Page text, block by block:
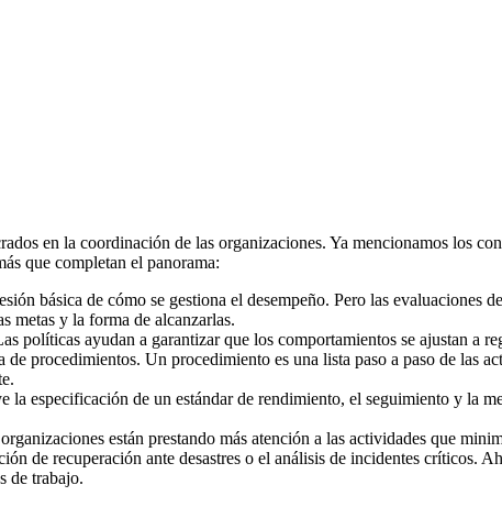
en la coordinación de las organizaciones. Ya mencionamos los
que completan el panorama:
básica de cómo se gestiona el desempeño. Pero las evaluaciones
metas y la forma de alcanzarlas.
políticas ayudan a garantizar que los comportamientos se ajustan a
procedimientos. Un procedimiento es una lista paso a paso de las
especificación de un estándar de rendimiento, el seguimiento y la
están prestando más atención a las actividades que
de recuperación ante desastres o el análisis de incidentes críticos.
de trabajo.